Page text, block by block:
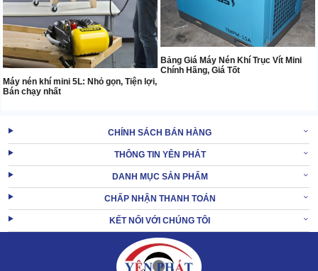
Máy nén khí mini 5L: Nhỏ gọn, Tiện lợi,
Bán chạy nhất
Bảng Giá Máy Nén Khí Trục Vít Mini
Chính Hãng, Giá Tốt
CHÍNH SÁCH BÁN HÀNG
THÔNG TIN YÊN PHÁT
DANH MỤC SẢN PHẨM
CHẤP NHẬN THANH TOÁN
KẾT NỐI VỚI CHÚNG TÔI